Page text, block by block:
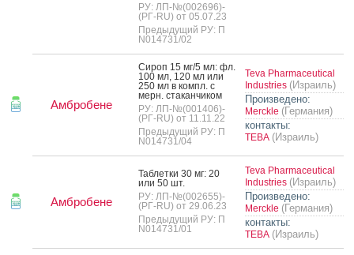
РУ: ЛП-№(002696)-
(РГ-RU) от 05.07.23
Предыдущий РУ: П
N014731/02
Амбробене
Си­роп 15 мг/5 мл: фл.
100 мл, 120 мл или
250 мл в компл. с
мерн. ста­кан­чи­ком
РУ: ЛП-№(001406)-
(РГ-RU) от 11.11.22
Предыдущий РУ: П
N014731/04
Teva Pharmaceutical
Industries (Израиль)
Произведено:
Merckle (Германия)
контакты:
ТЕВА (Израиль)
Амбробене
Таб­летки 30 мг: 20
или 50 шт.
РУ: ЛП-№(002655)-
(РГ-RU) от 29.06.23
Предыдущий РУ: П
N014731/01
Teva Pharmaceutical
Industries (Израиль)
Произведено:
Merckle (Германия)
контакты:
ТЕВА (Израиль)